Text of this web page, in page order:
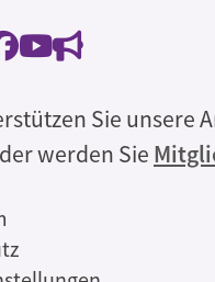
Sie unsere
werden Sie